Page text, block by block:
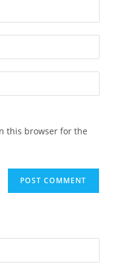
this browser for the